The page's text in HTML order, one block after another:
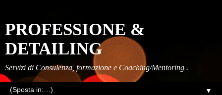
PROFESSIONE &
DETAILING
Servizi di Consulenza, formazione e Coaching/Mentoring .
▼